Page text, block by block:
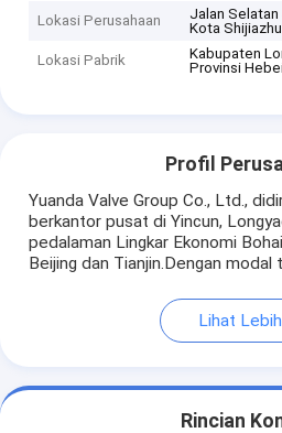
Lokasi Perusahaan
Jalan Selatan
Kota
Lokasi Pabrik
Kabupaten
Provinsi
Profil
Yuanda Valve Group Co., Ltd.,
berkantor pusat di Yincun,
pedalaman Lingkar Ekonomi
Beijing dan Tianjin.Dengan modal
Lihat Lebih
Rincian